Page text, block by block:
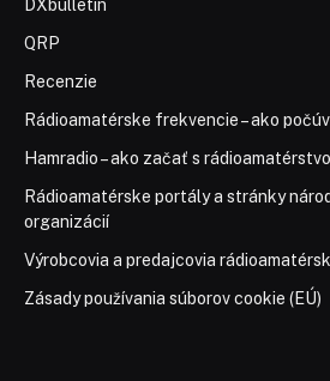
DXbulletin
QRP
Recenzie
Rádioamatérske frekvencie – ako
Hamradio – ako začať s
Rádioamatérske portály a stránky
organizácií
Výrobcovia a predajcovia
Zásady používania súborov cookie (EÚ)